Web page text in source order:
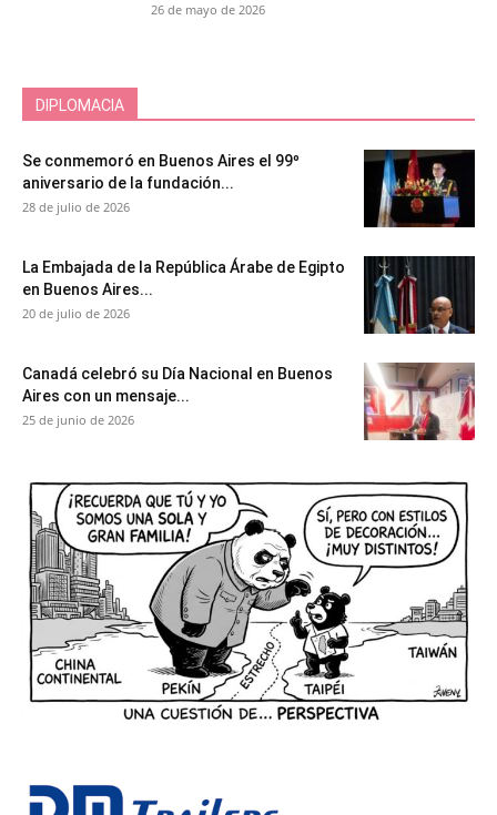
26 de mayo de 2026
DIPLOMACIA
Se conmemoró en Buenos Aires el 99º
aniversario de la fundación...
28 de julio de 2026
La Embajada de la República Árabe de Egipto
en Buenos Aires...
20 de julio de 2026
Canadá celebró su Día Nacional en Buenos
Aires con un mensaje...
25 de junio de 2026